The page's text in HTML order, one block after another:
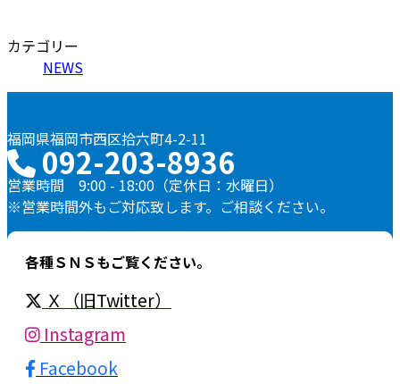
カテゴリー
NEWS
福岡県福岡市西区拾六町4-2-11
092-203-8936
営業時間 9:00 - 18:00（定休日：水曜日）
※営業時間外もご対応致します。ご相談ください。
各種ＳＮＳもご覧ください。
Ｘ（旧Twitter）
Instagram
Facebook